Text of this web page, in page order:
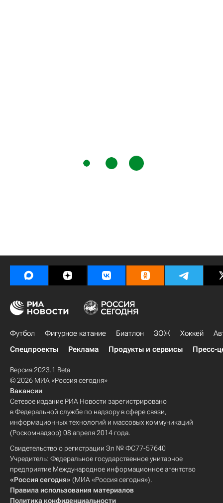
Футбол Фигурное катание Биатлон ЗОЖ Хоккей
Спецпроекты
Реклама Продукты и сервисы Пресс-
Версия 2023.1 Beta
© 2026 МИА «Россия сегодня»
Вакансии
Сетевое издание РИА Новости зарегистрировано
в Федеральной службе по надзору в сфере связи,
информационных технологий и массовых коммуникаций
(Роскомнадзор) 08 апреля 2014 года.
Свидетельство о регистрации Эл № ФС77-57640
Учредитель: Федеральное государственное унитарное
предприятие Международное информационное агентство
«Россия сегодня» (МИА «Россия сегодня»).
Правила использования материалов
Политика конфиденциальности